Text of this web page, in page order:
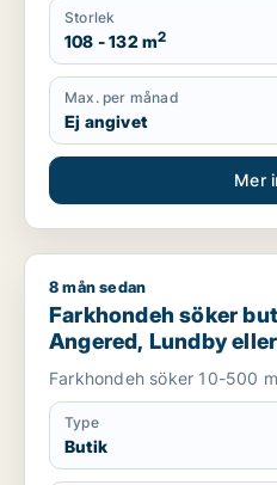
Storlek
108 - 132 m2
Max. per månad
Ej angivet
Mer
Farkhondeh söker butik till
8 mån sedan
Farkhondeh söker
Angered, Lundby
Farkhondeh söker 10-500
Type
Butik